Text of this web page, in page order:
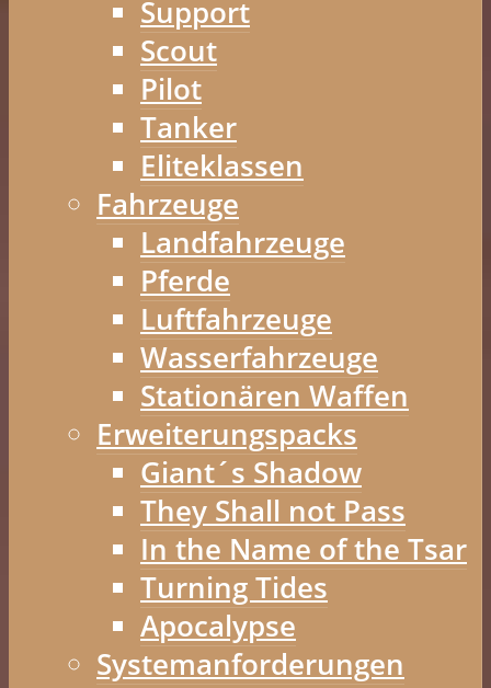
Support
Scout
Pilot
Tanker
Eliteklassen
Fahrzeuge
Landfahrzeuge
Pferde
Luftfahrzeuge
Wasserfahrzeuge
Stationären Waffen
Erweiterungspacks
Giant´s Shadow
They Shall not Pass
In the Name of the Tsar
Turning Tides
Apocalypse
Systemanforderungen